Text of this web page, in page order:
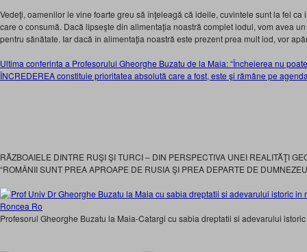
Vedeţi, oamenilor le vine foarte greu să înţeleagă că ideile, cuvintele sunt la fel
care o consumă. Dacă lipseşte din alimentaţia noastră complet iodul, vom avea
pentru sănătate. Iar dacă în alimentaţia noastră este prezent prea mult iod, vor
Ultima conferinta a Profesorului Gheorghe Buzatu de la Maia: “Încheierea nu
ÎNCREDEREA constituie prioritatea absolută care a fost, este şi rămâne pe
RĂZBOAIELE DINTRE RUŞI ŞI TURCI – DIN PERSPECTIVA UNEI REALITĂŢI
“ROMÂNII SUNT PREA APROAPE DE RUSIA ŞI PREA DEPARTE DE
Profesorul Gheorghe Buzatu la Maia-Catargi cu sabia dreptatii si adevarului